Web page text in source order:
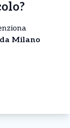
Milano